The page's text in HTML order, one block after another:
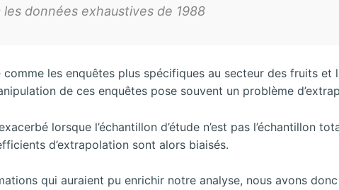
données exhaustives de 1988
les enquêtes plus spécifiques au secteur des fruits
de ces enquêtes pose souvent un problème
lorsque l’échantillon d’étude n’est pas l’échantillon
d’extrapolation sont alors biaisés.
qui auraient pu enrichir notre analyse, nous avons